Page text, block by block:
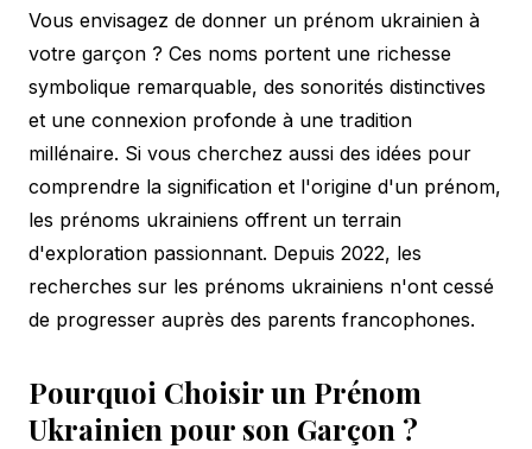
Vous envisagez de donner un prénom ukrainien à
votre garçon ? Ces noms portent une richesse
symbolique remarquable, des sonorités distinctives
et une connexion profonde à une tradition
millénaire. Si vous cherchez aussi des idées pour
comprendre la signification et l'origine d'un prénom,
les prénoms ukrainiens offrent un terrain
d'exploration passionnant. Depuis 2022, les
recherches sur les prénoms ukrainiens n'ont cessé
de progresser auprès des parents francophones.
Pourquoi Choisir un Prénom
Ukrainien pour son Garçon ?